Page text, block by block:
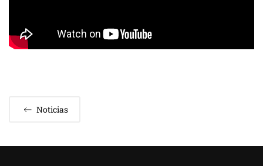
Noticias